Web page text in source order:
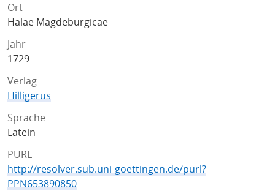
Ort
Halae Magdeburgicae
Jahr
1729
Verlag
Hilligerus
Sprache
Latein
PURL
http://resolver.sub.uni-goettingen.de/purl?
PPN653890850